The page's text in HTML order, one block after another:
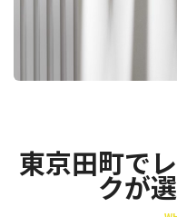
東京田町で
クが